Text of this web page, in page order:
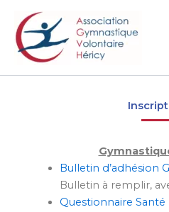
contenu
Bulletin d’adhésion
Bulletin à remplir,
Questionnaire